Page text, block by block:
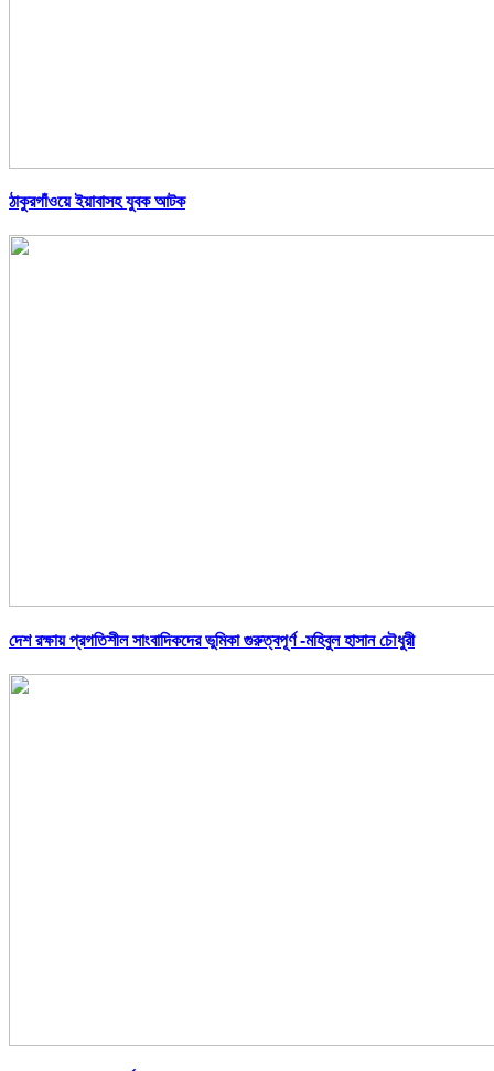
ঠাকুরগাঁওয়ে ইয়াবাসহ যুবক আটক
দেশ রক্ষায় প্রগতিশীল সাংবাদিকদের ভুমিকা গুরুত্বপূর্ণ -মহিবুল হাসান চৌধুরী